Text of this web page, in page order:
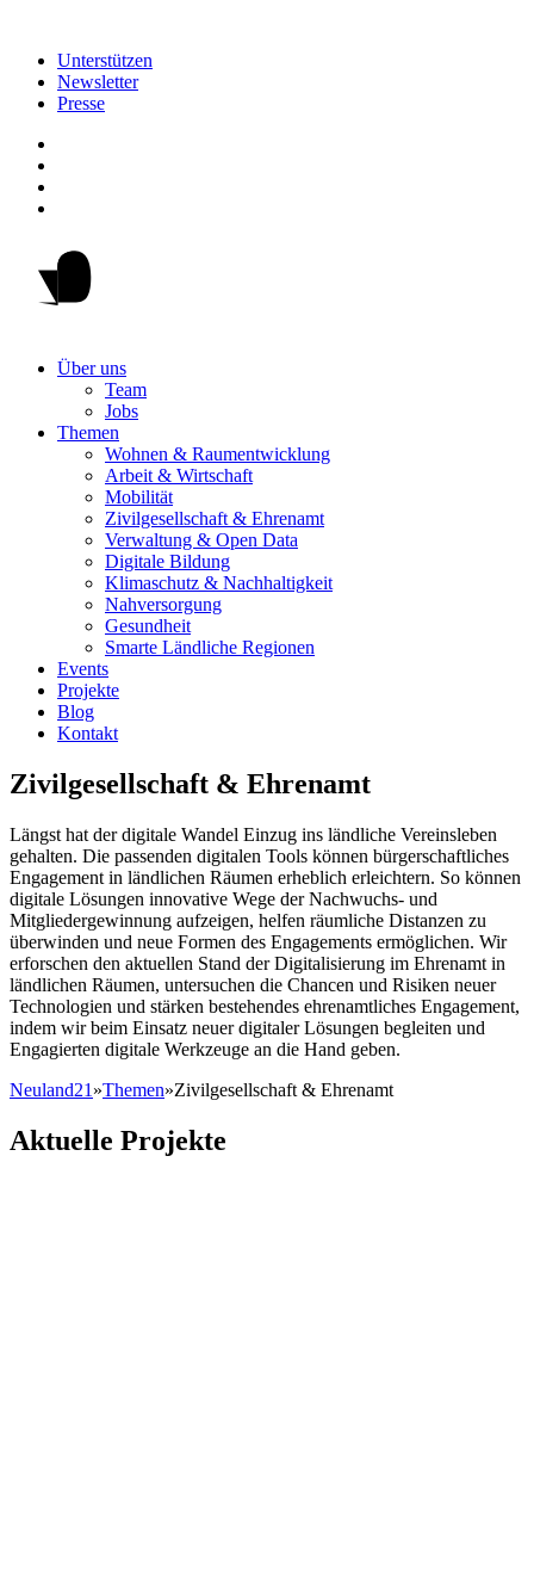
Unterstützen
Newsletter
Presse
Über uns
Team
Jobs
Themen
Wohnen & Raumentwicklung
Arbeit & Wirtschaft
Mobilität
Zivilgesellschaft & Ehrenamt
Verwaltung & Open Data
Digitale Bildung
Klimaschutz & Nachhaltigkeit
Nahversorgung
Gesundheit
Smarte Ländliche Regionen
Events
Projekte
Blog
Kontakt
Zivilgesellschaft & Ehrenamt
Längst hat der digitale Wandel Einzug ins ländliche Vereinsleben
gehalten. Die passenden digitalen Tools können bürgerschaftliches
Engagement in ländlichen Räumen erheblich erleichtern. So können
digitale Lösungen innovative Wege der Nachwuchs- und
Mitgliedergewinnung aufzeigen, helfen räumliche Distanzen zu
überwinden und neue Formen des Engagements ermöglichen. Wir
erforschen den aktuellen Stand der Digitalisierung im Ehrenamt in
ländlichen Räumen, untersuchen die Chancen und Risiken neuer
Technologien und stärken bestehendes ehrenamtliches Engagement,
indem wir beim Einsatz neuer digitaler Lösungen begleiten und
Engagierten digitale Werkzeuge an die Hand geben.
Neuland21 »Themen»Zivilgesellschaft & Ehrenamt
Aktuelle Projekte